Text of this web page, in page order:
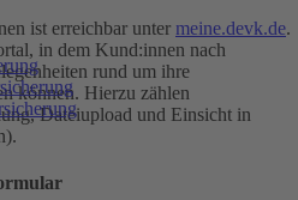
ist erreichbar unter meine.devk.de.
in dem Kund:innen nach
rund um ihre
können. Hierzu zählen
Dateiupload und Einsicht in